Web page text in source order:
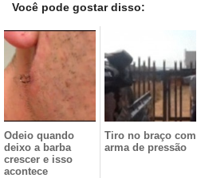
Você pode gostar disso:
Odeio quando
deixo a barba
crescer e isso
acontece
Tiro no braço com
arma de pressão